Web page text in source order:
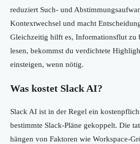
reduziert Such- und
Kontextwechsel und macht
Gleichzeitig hilft es, Informationsflut zu
lesen, bekommst du verdichtete
einsteigen, wenn nötig.
Was kostet Slack AI?
Slack AI ist in der Regel ein
bestimmte Slack-Pläne gekoppelt. Die
hängen von Faktoren wie Workspace-